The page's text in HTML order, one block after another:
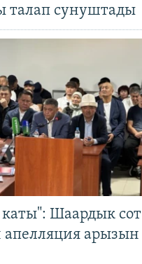
талап сунуштады
Шаардык сот
апелляция арызын